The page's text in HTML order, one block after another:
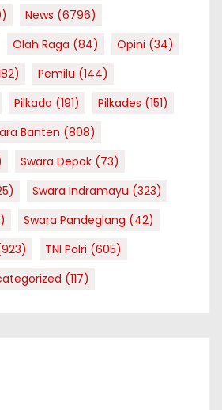
News (6796)
Olah Raga (84) Opini (34)
Pemilu (144)
Pilkada (191) Pilkades (151)
Banten (808)
Swara Depok (73)
Swara Indramayu (323)
Swara Pandeglang (42)
TNI Polri (605)
(117)